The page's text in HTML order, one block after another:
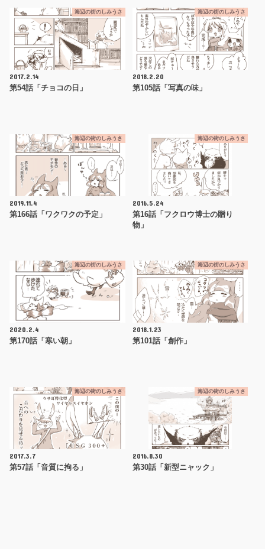
海辺の街のしみうさ
2017.2.14
第54話「チョコの日」
海辺の街のしみうさ
2018.2.20
第105話「写真の味」
海辺の街のしみうさ
2019.11.4
第166話「ワクワクの予定」
海辺の街のしみうさ
2016.5.24
第16話「フクロウ博士の贈り
物」
海辺の街のしみうさ
2020.2.4
第170話「寒い朝」
海辺の街のしみうさ
2018.1.23
第101話「創作」
海辺の街のしみうさ
2017.3.7
第57話「音質に拘る」
海辺の街のしみうさ
2016.8.30
第30話「新型ニャック」